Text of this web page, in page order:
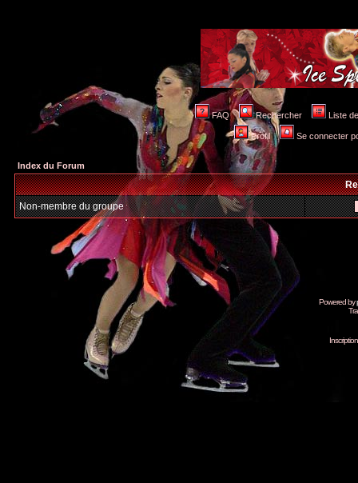
FAQ Rechercher Liste
Profil Se connecter
Index du Forum
Non-membre du groupe
Powered by